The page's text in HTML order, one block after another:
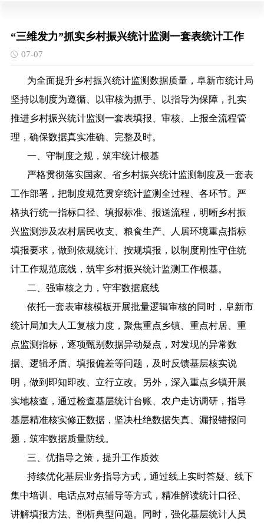
“三维发力”抓实乡村振兴统计监测一套表统计工作
07-07
为全面提升乡村振兴统计监测数据质量，阜新市统计局
坚持以制度为遵循、以审核为抓手、以指导为保障，扎实
推进乡村振兴统计监测一套表填报、审核、上报全流程管
理，确保数据真实准确、完整及时。
一、 守制度之规，筑牢统计根基
严格贯彻落实国家、省乡村振兴统计监测制度及一套表
工作部署，把制度规范贯穿统计监测全过程、各环节。严
格执行统一指标口径、填报标准、报送流程，明晰乡村振
兴监测涉及农村居民收支、粮食生产、人居环境重点指标
填报要求， 做到依规统计、按规填报，以制度刚性守住统
计工作规范底线，筑牢乡村振兴统计监测工作根基。
二、 强审核之力，守牢数据底线
依托一套表审核模板开展批量逻辑审核的同时，阜新市
统计局加大人工复核力度，聚焦重点乡镇、重点村居、重
点监测指标，逐项甄别数据异动疑点 ， 对发现的异常数
据、逻辑矛盾、填报偏差等问题，及时反馈基层核实说
明，做到即知即改、立行立改。
另外，深入重点乡镇开展
实地核查， 通过检查基层统计台账、 农户走访调研，指导
基层精准核实修正数据，坚决杜绝数据失真、漏报错报问
题，筑牢数据质量防线。
三、 优指导之策，提升工作质效
持续优化基层业务指导方式， 通过线上实时答疑、线下
集中培训、 电话点对点辅导等方式，精准解读统计口径、
讲解填报方法、剖析典型问题。同时，强化基层统计人员